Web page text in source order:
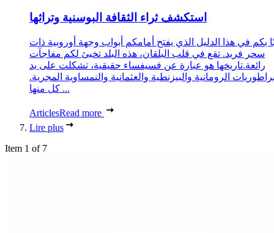
استكشف ثراء الثقافة البوسنية وتراثها
بكم في هذا الدليل الذي يفتح أمامكم أبواب وجهة أوروبية ذات
سحر فريد. تقع في قلب البلقان، هذه البلد تخبئ لكم مفاجآت
رائعة.تاريخها هو عبارة عن فسيفساء حقيقية، تشكلت على يد
الرومانية والبيزنطية والعثمانية والنمساوية المجرية.
كل منها ...
ArticlesRead more
Lire plus
Item 1 of 7